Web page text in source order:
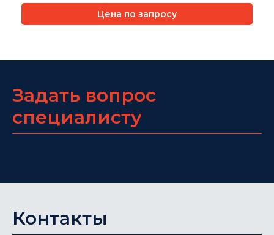
Цена по запросу
Задать вопрос
специалисту
Контакты